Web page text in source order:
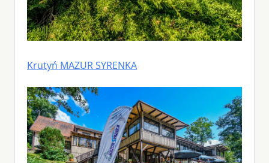
Krutyń MAZUR SYRENKA